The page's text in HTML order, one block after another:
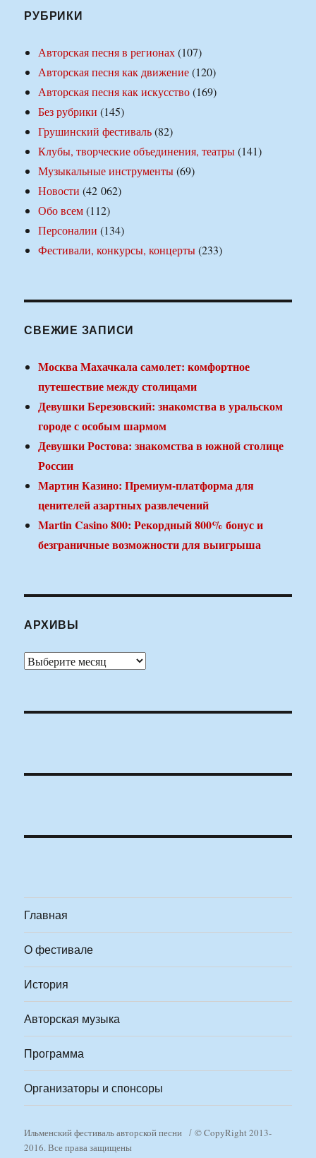
РУБРИКИ
Авторская песня в регионах(107)
Авторская песня как движение(120)
Авторская песня как искусство(169)
Без рубрики (145)
Грушинский фестиваль(82)
Клубы, творческие объединения, театры(141)
Музыкальные инструменты(69)
Новости (42 062)
Обо всем(112)
Персоналии (134)
Фестивали, конкурсы, концерты(233)
СВЕЖИЕ ЗАПИСИ
Москва Махачкала самолет: комфортное
путешествие между столицами
Девушки Березовский: знакомства в уральском
городе с особым шармом
Девушки Ростова: знакомства в южной столице
России
Мартин Казино: Премиум-платформа для
ценителей азартных развлечений
Martin Casino 800: Рекордный 800% бонус и
безграничные возможности для выигрыша
АРХИВЫ
Архивы
Главная
О фестивале
История
Авторская музыка
Программа
Организаторы и спонсоры
Ильменский фестиваль авторской песни
© CopyRight 2013-
2016. Все права защищены